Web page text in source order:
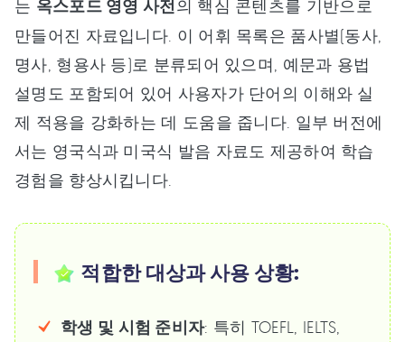
는 옥스포드 영영 사전의 핵심 콘텐츠를 기반으로
만들어진 자료입니다. 이 어휘 목록은 품사별(동사,
명사, 형용사 등)로 분류되어 있으며, 예문과 용법
설명도 포함되어 있어 사용자가 단어의 이해와 실
제 적용을 강화하는 데 도움을 줍니다. 일부 버전에
서는 영국식과 미국식 발음 자료도 제공하여 학습
경험을 향상시킵니다.
적합한 대상과 사용 상황:
학생 및 시험 준비자: 특히 TOEFL, IELTS,